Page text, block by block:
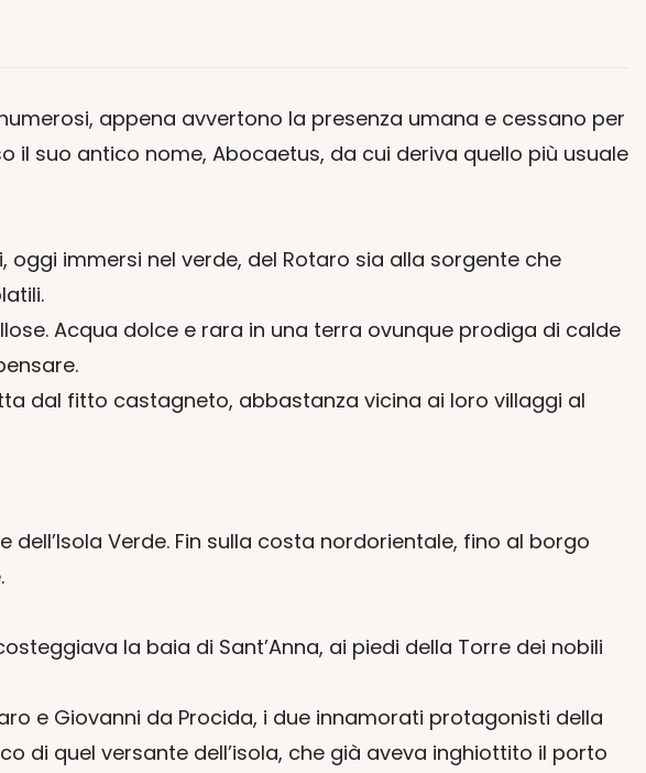
appena avvertono la presenza umana e cessano per
suo antico nome, Abocaetus, da cui deriva quello più usuale
oggi immersi nel verde, del Rotaro sia alla sorgente che
Acqua dolce e rara in una terra ovunque prodiga di calde
dal fitto castagneto, abbastanza vicina ai loro villaggi al
Verde. Fin sulla costa nordorientale, fino al borgo
la baia di Sant’Anna, ai piedi della Torre dei nobili
e Giovanni da Procida, i due innamorati protagonisti della
di quel versante dell’isola, che già aveva inghiottito il porto